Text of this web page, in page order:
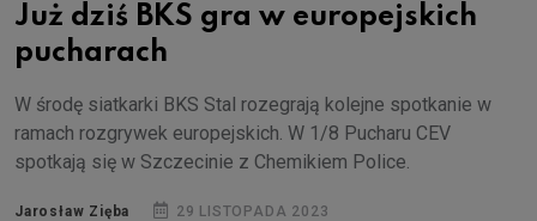
Już dziś BKS gra w europejskich
pucharach
W środę siatkarki BKS Stal rozegrają kolejne spotkanie w
ramach rozgrywek europejskich. W 1/8 Pucharu CEV
spotkają się w Szczecinie z Chemikiem Police.
Jarosław Zięba 29 LISTOPADA 2023